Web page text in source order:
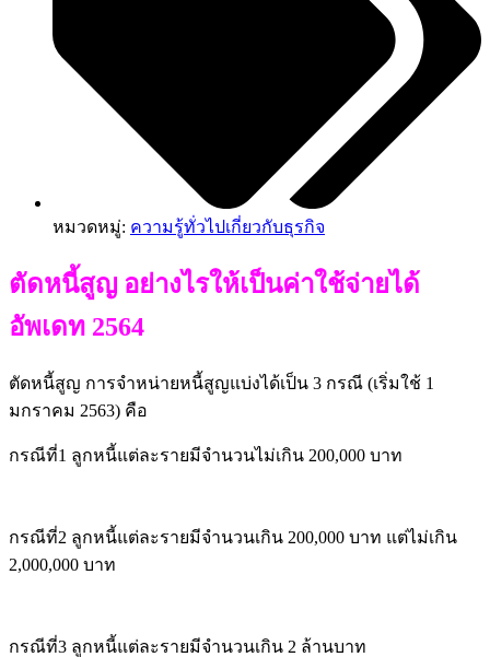
หมวดหมู่: ความรู้ทั่วไปเกี่ยวกับธุรกิจ
ตัดหนี้สูญ อย่างไรให้เป็นค่าใช้จ่ายได้
อัพเดท 2564
ตัดหนี้สูญ การจำหน่ายหนี้สูญแบ่งได้เป็น 3 กรณี (เริ่มใช้ 1
มกราคม 2563) คือ
กรณีที่1 ลูกหนี้แต่ละรายมีจำนวนไม่เกิน 200,000 บาท
กรณีที่2 ลูกหนี้แต่ละรายมีจำนวนเกิน 200,000 บาท แต่ไม่เกิน
2,000,000 บาท
กรณีที่3 ลูกหนี้แต่ละรายมีจำนวนเกิน 2 ล้านบาท